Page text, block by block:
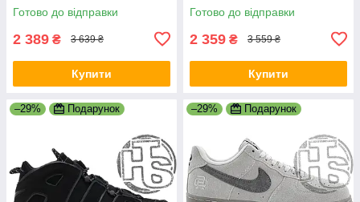
Готово до відправки
2 389 ₴ 3 639 ₴
Купити
Готово до відправки
2 359 ₴ 3 559 ₴
Купити
–29% Подарунок –29% Подарунок